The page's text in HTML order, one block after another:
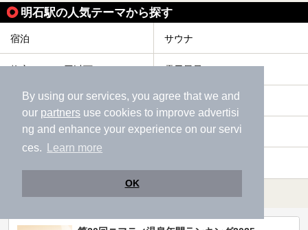
By using our services, you agree that we and
our partners use cookies to improve advertisi
ng and enhance your experience on our servi
ces.
Learn more
OK
明石駅の人気テーマから探す
宿泊 サウナ
格安（1,000円以下） 露天風呂
冷え性 お食事・食事処
水風呂 エステ・マッサージ